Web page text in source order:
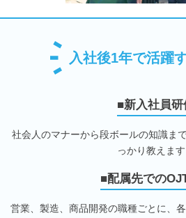
入社後1年で活躍
■新入社員研
社会人のマナーから段ボールの知識ま
っかり教えます
■配属先での
営業、製造、商品開発の職種ごとに、